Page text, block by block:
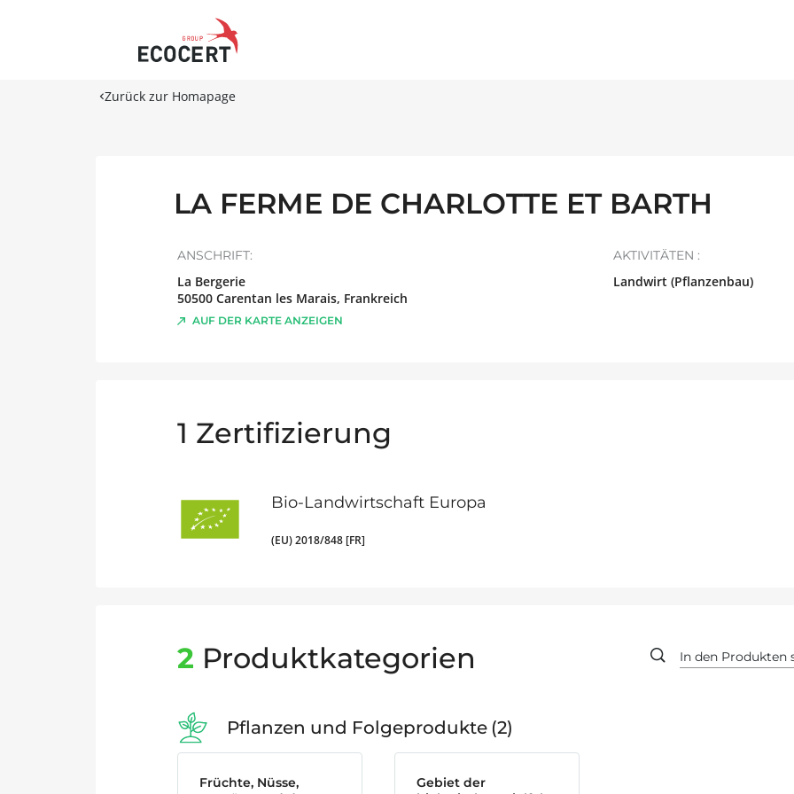
Zurück zur Homapage
LA FERME DE CHARLOTTE ET BARTH
ANSCHRIFT:
La Bergerie
50500 Carentan les Marais, Frankreich
AUF DER KARTE ANZEIGEN
AKTIVITÄTEN :
Landwirt (Pflanzenbau)
1 Zertifizierung
Bio-Landwirtschaft Europa
(EU) 2018/848 [FR]
2 Produktkategorien
Pflanzen und Folgeprodukte 2
Früchte, Nüsse,
Gebiet der